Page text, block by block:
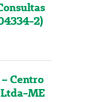
2)
Centro
ME